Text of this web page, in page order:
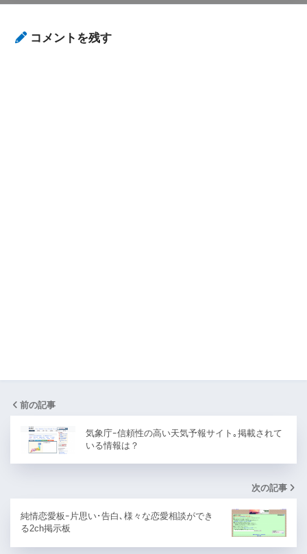
コメントを残す
前の記事
気象庁ｰ信頼性の高い天気予報サイト｡掲載されて
いる情報は？
次の記事
純情恋愛板ｰ片思い･告白､様々な恋愛相談ができ
る2ch掲示板